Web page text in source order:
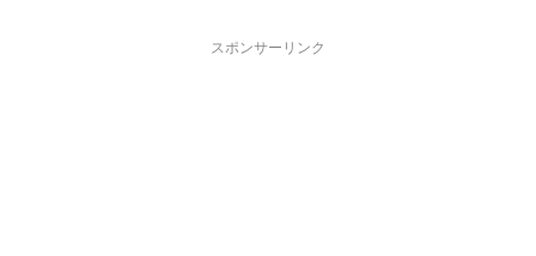
スポンサーリンク